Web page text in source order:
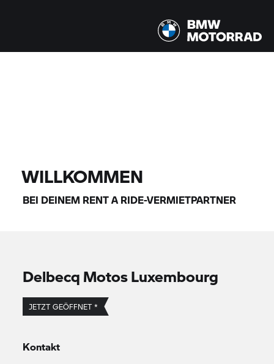
WILLKOMMEN
BEI DEINEM RENT A RIDE-VERMIETPARTNER
Delbecq Motos Luxembourg
JETZT GEÖFFNET *
Kontakt